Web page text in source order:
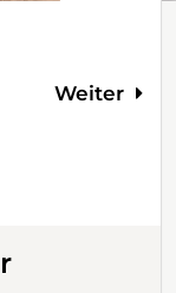
Weiter